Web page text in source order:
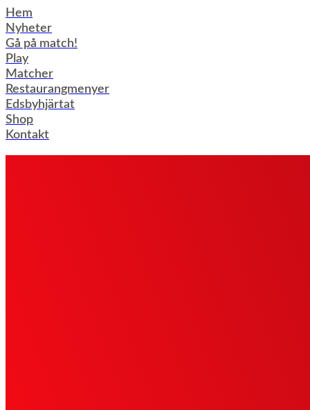
Hoppa
till
innehåll
Hem
Nyheter
Gå på match!
Play
Matcher
Restaurangmenyer
Edsbyhjärtat
Shop
Kontakt